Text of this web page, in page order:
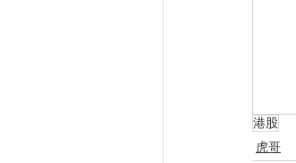
港股
虎哥